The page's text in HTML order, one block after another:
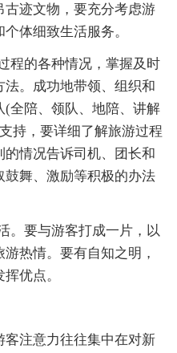
迹文物，要充分考虑游
体细致生活服务。
的各种情况，掌握及时
。成功地带领、组织和
(全陪、领队、地陪、讲解
持，要详细了解旅游过程
情况告诉司机、团长和
舞、激励等积极的办法
要与游客打成一片，以
热情。要有自知之明，
优点。
注意力往往集中在对新